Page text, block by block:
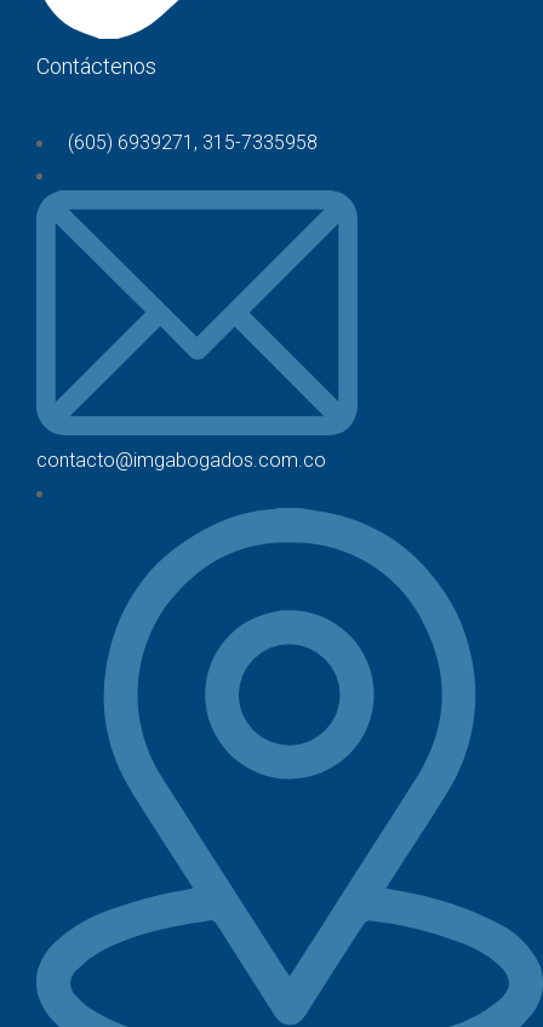
Contáctenos
(605) 6939271, 315-7335958
contacto@imgabogados.com.co